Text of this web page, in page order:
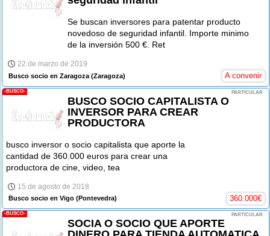
Se buscan inversores para patentar producto
novedoso de seguridad infantil. Importe minimo
de la inversión 500 €. Ret
22 de marzo de 2019
Busco socio en Zaragoza (Zaragoza) A convenir
-BUSCO- PARTICULAR
BUSCO SOCIO CAPITALISTA O
INVERSOR PARA CREAR
PRODUCTORA
busco inversor o socio capitalista que aporte la
cantidad de 360.000 euros para crear una
productora de cine, video, tea
15 de agosto de 2018
Busco socio en Vigo (Pontevedra) 360.000€
-BUSCO- PARTICULAR
SOCIA O SOCIO QUE APORTE